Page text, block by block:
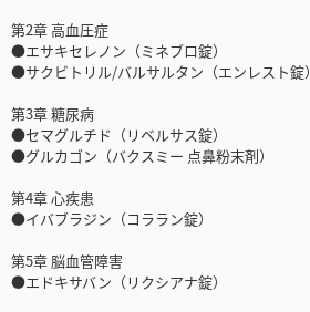
第2章 高血圧症
●エサキセレノン（ミネブロ錠）
●サクビトリル/バルサルタン（エンレスト錠）
第3章 糖尿病
●セマグルチド（リベルサス錠）
●グルカゴン（バクスミー 点鼻粉末剤）
第4章 心疾患
●イバブラジン（コララン錠）
第5章 脳血管障害
●エドキサバン（リクシアナ錠）